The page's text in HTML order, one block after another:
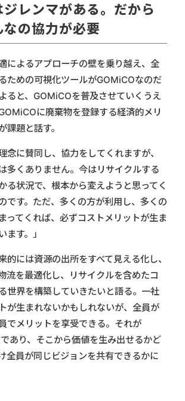
レンマがある。だから
なの協力が必要
によるアプローチの壁を乗り越え、全
ための可視化ツールがGOMiCOなのだ
ると、GOMiCOを普及させていくうえ
に廃棄物を登録する経済的メリ
課題と話す。
念に賛同し、協力をしてくれますが、
多くありません。今はリサイクルする
る状況で、根本から変えようと思ってく
です。ただ、多くの方が利用し、多くの
ってくれば、必ずコストメリットが生ま
ます。」
的には資源の出所をすべて見える化し、
流を最適化し、リサイクルを含めたコ
世界を構築していきたいと語る。一社
が生まれないかもしれないが、全員が
でメリットを享受できる。それが
あり、そこから価値を生み出せるかど
全員が同じビジョンを共有できるかに